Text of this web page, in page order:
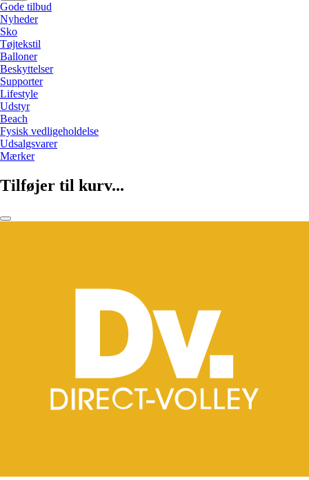
Gode tilbud
Nyheder
Sko
Tøjtekstil
Balloner
Beskyttelser
Supporter
Lifestyle
Udstyr
Beach
Fysisk vedligeholdelse
Udsalgsvarer
Mærker
Tilføjer til kurv...